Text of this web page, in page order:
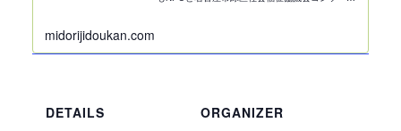
アムによって管理・運営をしています。
midorijidoukan.com
DETAILS
ORGANIZER